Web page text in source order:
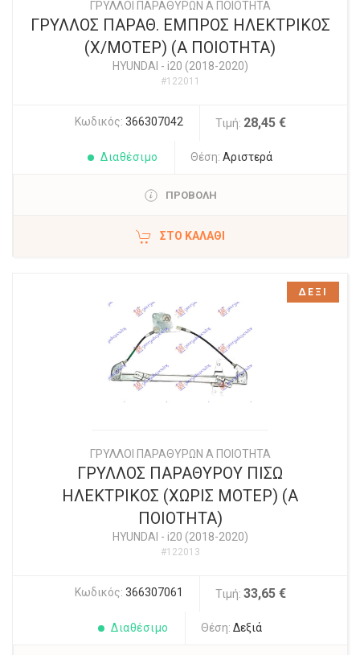
ΓΡΥΛΛΟΙ ΠΑΡΑΘΥΡΩΝ Α ΠΟΙΟΤΗΤΑ
ΓΡΥΛΛΟΣ ΠΑΡΑΘ. ΕΜΠΡΟΣ ΗΛΕΚΤΡΙΚΟΣ
(Χ/ΜΟΤΕΡ) (Α ΠΟΙΟΤΗΤΑ)
HYUNDAI - i20 (2018-2020)
#122011
Κωδικός: 366307042 Τιμή: 28,45 €
Διαθέσιμο Θέση: Αριστερά
ΠΡΟΒΟΛΗ
ΣΤΟ ΚΑΛΆΘΙ
ΓΡΥΛΛΟΙ ΠΑΡΑΘΥΡΩΝ Α ΠΟΙΟΤΗΤΑ
ΓΡΥΛΛΟΣ ΠΑΡΑΘΥΡΟΥ ΠΙΣΩ
ΗΛΕΚΤΡΙΚΟΣ (ΧΩΡΙΣ ΜΟΤΕΡ) (Α
ΠΟΙΟΤΗΤΑ)
HYUNDAI - i20 (2018-2020)
#122013
Κωδικός: 366307061 Τιμή: 33,65 €
Διαθέσιμο Θέση: Δεξιά
ΔΕΞΙ